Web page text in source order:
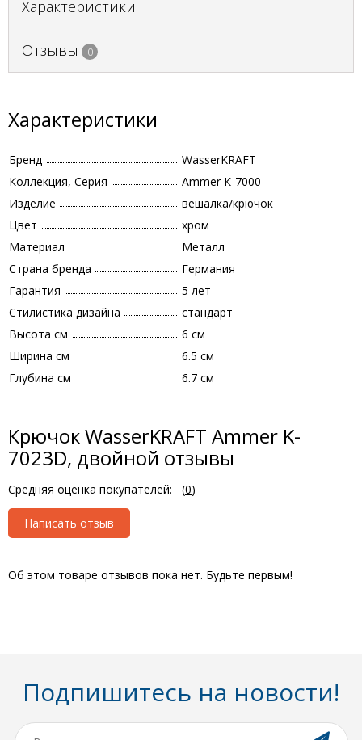
Характеристики
Отзывы 0
Характеристики
Бренд
WasserKRAFT
Коллекция, Серия
Ammer К-7000
Изделие
вешалка/крючок
Цвет
хром
Материал
Металл
Страна бренда
Германия
Гарантия
5 лет
Стилистика дизайна
стандарт
Высота см
6 см
Ширина см
6.5 см
Глубина см
6.7 см
Крючок WasserKRAFT Ammer K-
7023D, двойной отзывы
Средняя оценка покупателей: (0)
Написать отзыв
Об этом товаре отзывов пока нет. Будьте первым!
Подпишитесь на новости!